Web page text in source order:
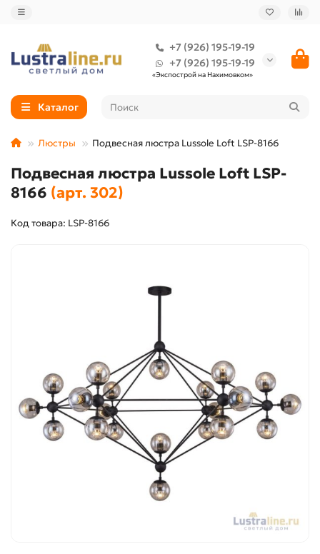
+7 (926) 195-19-19
+7 (926) 195-19-19
«Экспострой на Нахимовком»
Каталог
Люстры Подвесная люстра Lussole Loft LSP-8166
Подвесная люстра Lussole Loft LSP-
8166 (арт. 302)
Код товара: LSP-8166